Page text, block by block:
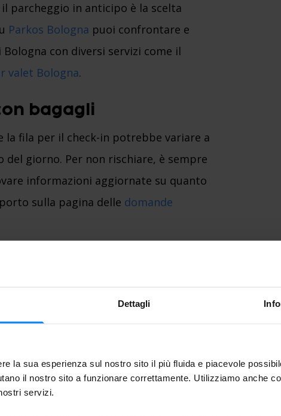
Dettagli
la sua esperienza sul nostro sito il più fluida e piacevole
il nostro sito a funzionare correttamente. Utilizziamo anche
servizi.
parcheggio in anticipo è la scelta
Parkos Bologna puoi confrontare e
con diversi servizi come il
valet Bologna.
bagagli
la fila per il check-in potrebbe variare a
del giorno. Per non rischiare, è sempre
informazioni aggiornate su quanto
sulla pagina delle domande
risparmiare tempo
se la tua compagnia aerea offre il
al banco del check-in e passare
solo con bagaglio a mano. Alcune
fino a 24 ore prima della partenza,
sicurezza